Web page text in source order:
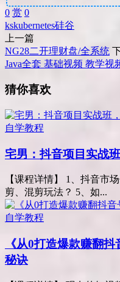
0 赏 0
kskubernetes硅谷
上一篇
NG28二开理财盘/全系统
Java全套 基础视频 教学视
猜你喜欢
自学教程
宅男：抖音项目实战
【课程详情】 1、抖音市
剪、混剪玩法？ 5、如...
自学教程
《从0打造爆款赚翻
秘诀